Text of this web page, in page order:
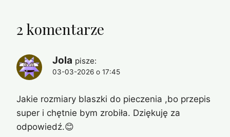
2 komentarze
Jola pisze:
03-03-2026 o 17:45
Jakie rozmiary blaszki do pieczenia ,bo przepis
super i chętnie bym zrobiła. Dziękuję za
odpowiedź.😊